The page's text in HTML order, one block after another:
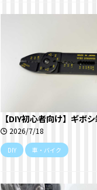
【DIY初心者向け】ギボ
2026/7/18
DIY 車・バイク